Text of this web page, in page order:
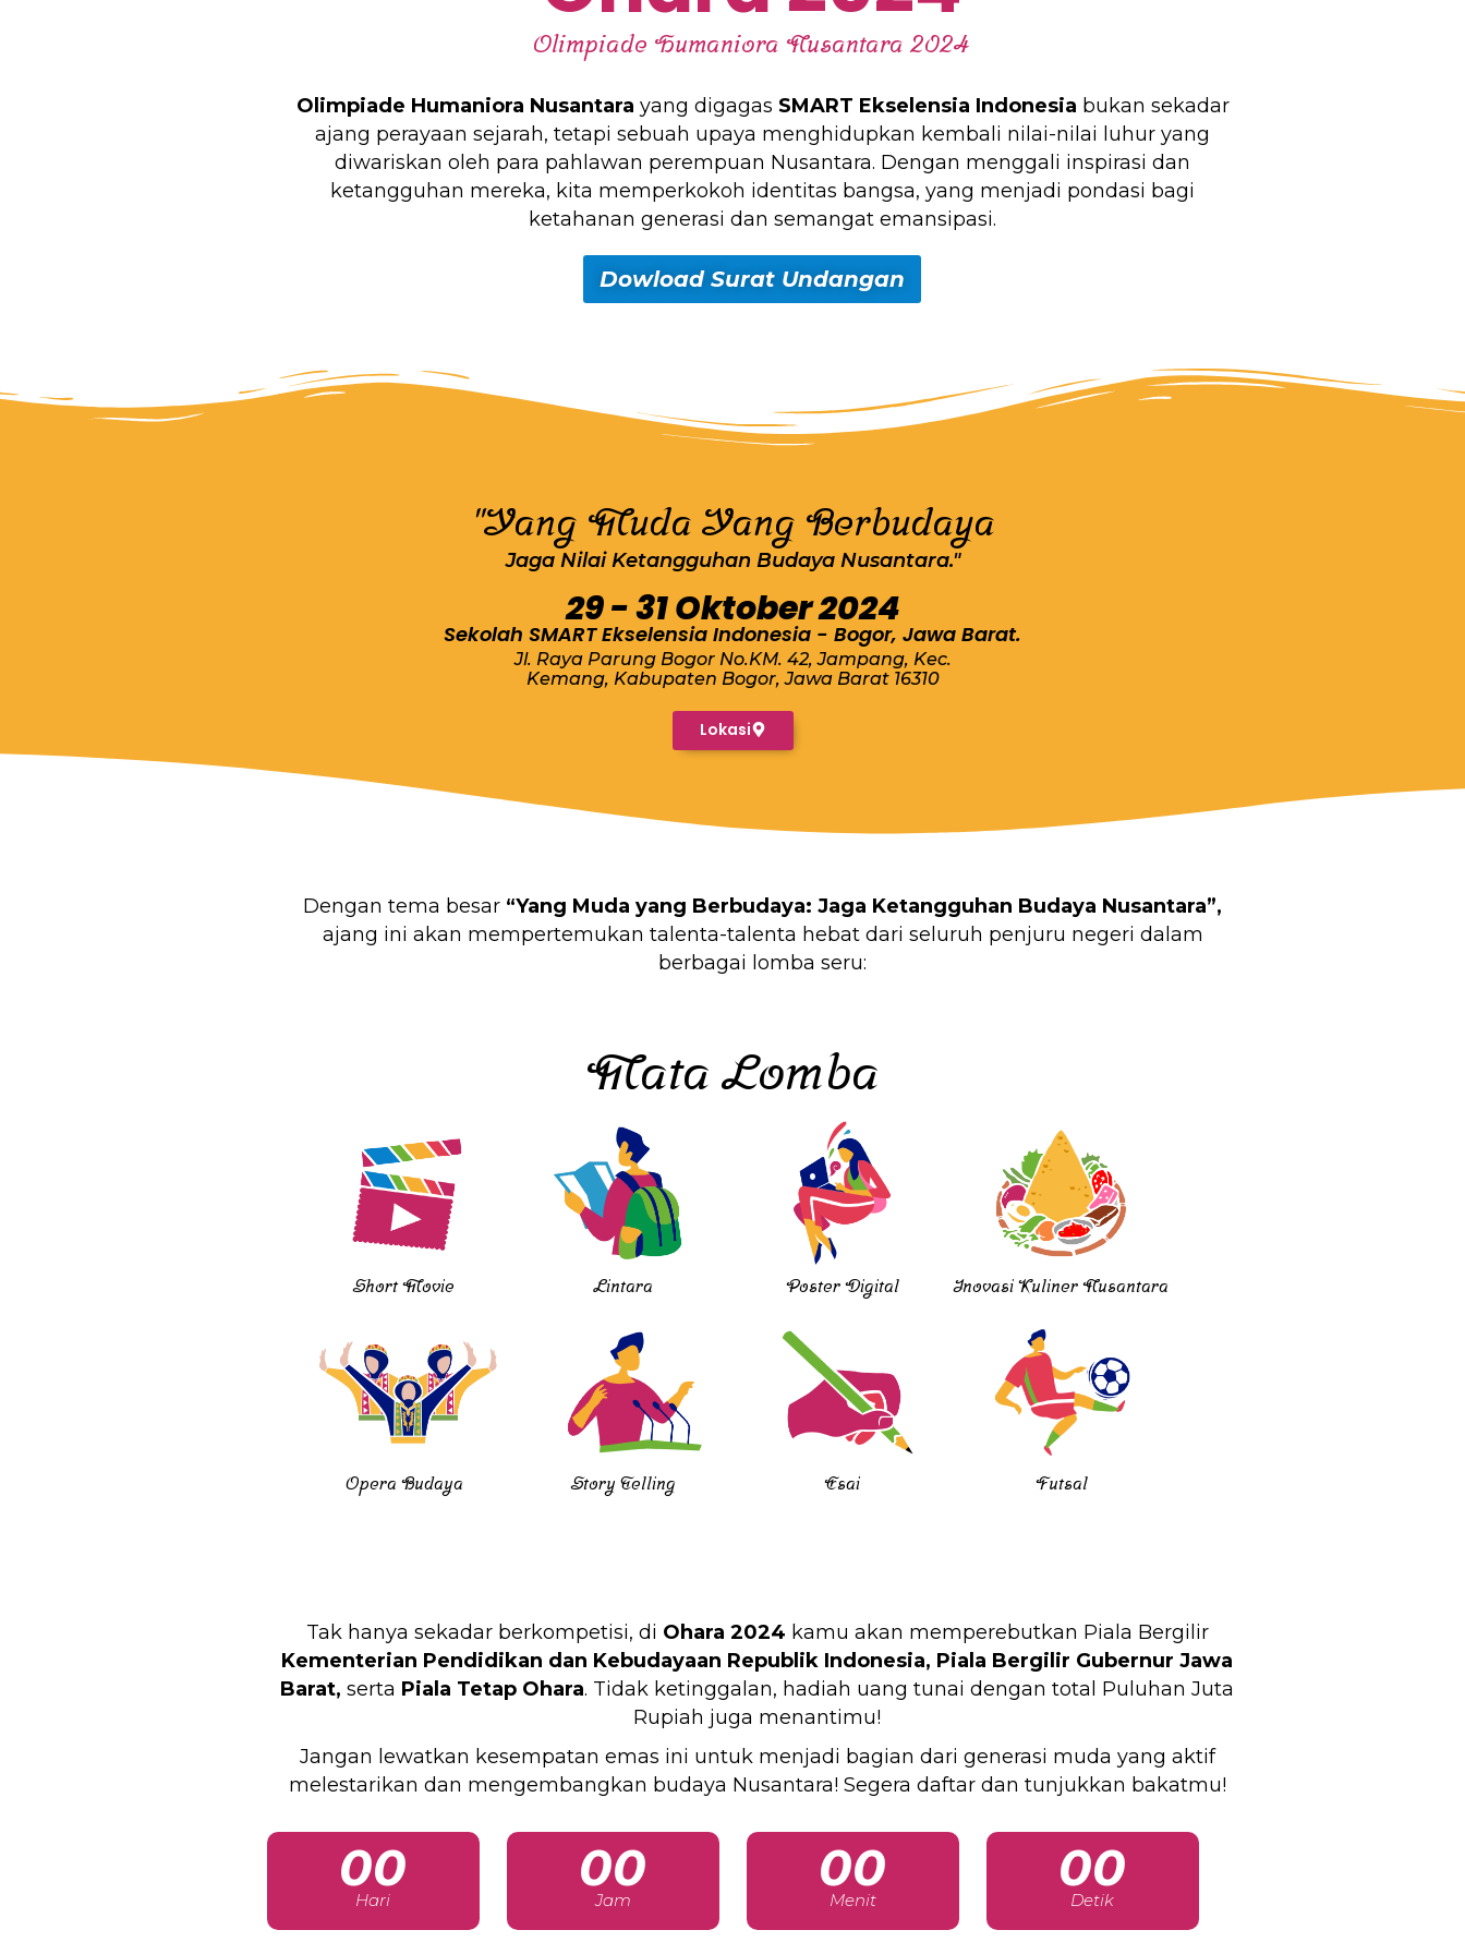
Olimpiade Humaniora Nusantara 2024
Olimpiade Humaniora Nusantara yang digagas SMART Ekselensia Indonesia bukan sekadar
ajang perayaan sejarah, tetapi sebuah upaya menghidupkan kembali nilai-nilai luhur yang
diwariskan oleh para pahlawan perempuan Nusantara. Dengan menggali inspirasi dan
ketangguhan mereka, kita memperkokoh identitas bangsa, yang menjadi pondasi bagi
ketahanan generasi dan semangat emansipasi.
Dowload Surat Undangan
"Yang Muda Yang Berbudaya
Jaga Nilai Ketangguhan Budaya Nusantara."
29 - 31 Oktober 2024
Sekolah SMART Ekselensia Indonesia - Bogor, Jawa Barat.
Jl. Raya Parung Bogor No.KM. 42, Jampang, Kec.
Kemang, Kabupaten Bogor, Jawa Barat 16310
Lokasi
Dengan tema besar “Yang Muda yang Berbudaya: Jaga Ketangguhan Budaya Nusantara”,
ajang ini akan mempertemukan talenta-talenta hebat dari seluruh penjuru negeri dalam
berbagai lomba seru:
Mata Lomba
Short Movie Lintara Poster Digital Inovasi Kuliner Nusantara
Opera Budaya Story Telling Esai Futsal
Tak hanya sekadar berkompetisi, di Ohara 2024 kamu akan memperebutkan Piala Bergilir
Kementerian Pendidikan dan Kebudayaan Republik Indonesia, Piala Bergilir Gubernur Jawa
Barat, serta Piala Tetap Ohara. Tidak ketinggalan, hadiah uang tunai dengan total Puluhan Juta
Rupiah juga menantimu!
Jangan lewatkan kesempatan emas ini untuk menjadi bagian dari generasi muda yang aktif
melestarikan dan mengembangkan budaya Nusantara! Segera daftar dan tunjukkan bakatmu!
00
Hari
00
Jam
00
Menit
00
Detik